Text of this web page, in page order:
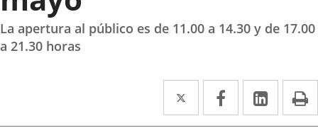
La apertura al público es de 11.00 a 14.30 y de 17.00
a 21.30 horas
Twitter
Enlace
a
Facebook
Enlace
a
Enlace
a